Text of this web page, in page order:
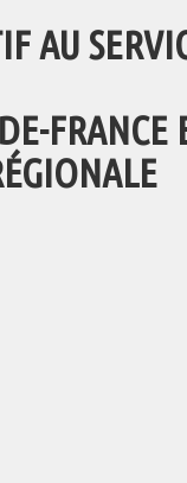
AU
FRANCE